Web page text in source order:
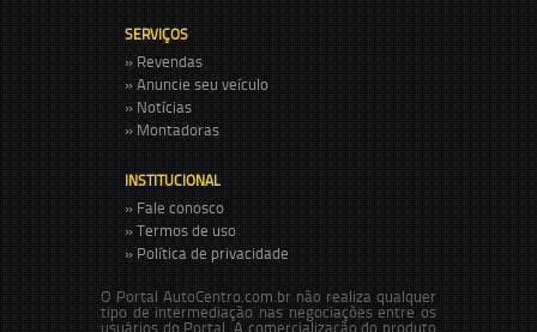
SERVIÇOS
» Revendas
» Anuncie seu veículo
» Notícias
» Montadoras
INSTITUCIONAL
» Fale conosco
» Termos de uso
» Política de privacidade
O Portal AutoCentro.com.br não realiza qualquer
tipo de intermediação nas negociações entre os
usuários do Portal. A comercialização do produto